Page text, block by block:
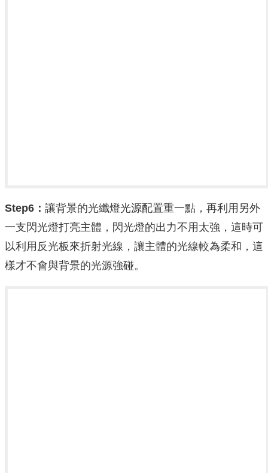
Step6： 讓背景的光纖燈光源配置重一點，再利用另外
一支閃光燈打亮主體，閃光燈的出力不用太強，這時可
以利用反光板來折射光線，讓主體的光線較為柔和，這
樣才不會與背景的光源強碰。